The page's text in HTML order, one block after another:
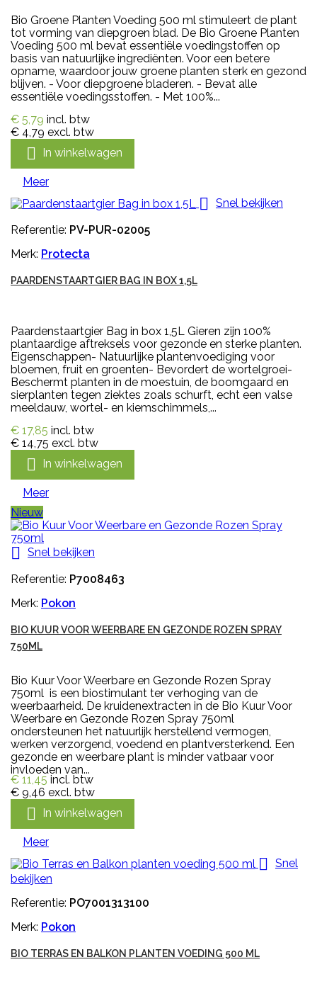
Bio Groene Planten Voeding 500 ml stimuleert de plant
tot vorming van diepgroen blad. De Bio Groene Planten
Voeding 500 ml bevat essentiële voedingstoffen op
basis van natuurlijke ingrediënten. Voor een betere
opname, waardoor jouw groene planten sterk en gezond
blijven. - Voor diepgroene bladeren. - Bevat alle
essentiële voedingsstoffen. - Met 100%...
€ 5,79 incl. btw
€ 4,79 excl. btw
 In winkelwagen
Meer
 Snel bekijken
Referentie: PV-PUR-02005
Merk: Protecta
PAARDENSTAARTGIER BAG IN BOX 1,5L
Paardenstaartgier Bag in box 1,5L Gieren zijn 100%
plantaardige aftreksels voor gezonde en sterke planten.
Eigenschappen- Natuurlijke plantenvoediging voor
bloemen, fruit en groenten- Bevordert de wortelgroei-
Beschermt planten in de moestuin, de boomgaard en
sierplanten tegen ziektes zoals schurft, echt een valse
meeldauw, wortel- en kiemschimmels,...
€ 17,85 incl. btw
€ 14,75 excl. btw
 In winkelwagen
Meer
Nieuw
 Snel bekijken
Referentie: P7008463
Merk: Pokon
BIO KUUR VOOR WEERBARE EN GEZONDE ROZEN SPRAY
750ML
Bio Kuur Voor Weerbare en Gezonde Rozen Spray
750ml is een biostimulant ter verhoging van de
weerbaarheid. De kruidenextracten in de Bio Kuur Voor
Weerbare en Gezonde Rozen Spray 750ml
ondersteunen het natuurlijk herstellend vermogen,
werken verzorgend, voedend en plantversterkend. Een
gezonde en weerbare plant is minder vatbaar voor
invloeden van...
€ 11,45 incl. btw
€ 9,46 excl. btw
 In winkelwagen
Meer
 Snel
bekijken
Referentie: PO7001313100
Merk: Pokon
BIO TERRAS EN BALKON PLANTEN VOEDING 500 ML